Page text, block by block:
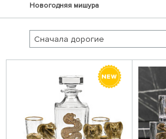
Новогодняя мишура